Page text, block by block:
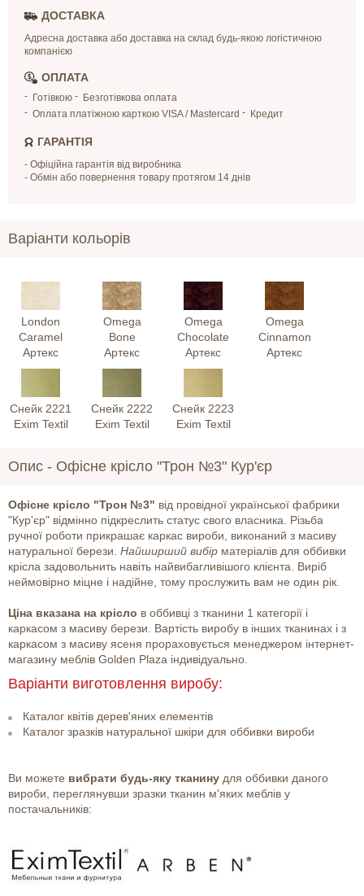
ДОСТАВКА
Адресна доставка або доставка на склад будь-якою логістичною
компанією
ОПЛАТА
Готівкою
Безготівкова оплата
Оплата платіжною карткою VISA / Mastercard
Кредит
ГАРАНТІЯ
- Офіційна гарантія від виробника
- Обмін або повернення товару протягом 14 днів
Варіанти кольорів
London
Caramel
Артекс
Omega
Bone
Артекс
Omega
Chocolate
Артекс
Omega
Cinnamon
Артекс
Снейк 2221
Exim Textil
Снейк 2222
Exim Textil
Снейк 2223
Exim Textil
Опис - Офісне крісло "Трон №3" Кур'єр
Офісне крісло "Трон №3" від провідної української фабрики
"Кур'єр" відмінно підкреслить статус свого власника. Різьба
ручної роботи прикрашає каркас вироби, виконаний з масиву
натуральної берези. Найширший вибір матеріалів для оббивки
крісла задовольнить навіть найвибагливішого клієнта. Виріб
неймовірно міцне і надійне, тому прослужить вам не один рік.
Ціна вказана на крісло в оббивці з тканини 1 категорії і
каркасом з масиву берези. Вартість виробу в інших тканинах і з
каркасом з масиву ясеня прораховується менеджером інтернет-
магазину меблів Golden Plaza індивідуально.
Варіанти виготовлення виробу:
Каталог квітів дерев'яних елементів
Каталог зразків натуральної шкіри для оббивки вироби
Ви можете вибрати будь-яку тканину для оббивки даного
вироби, переглянувши зразки тканин м'яких меблів у
постачальників: